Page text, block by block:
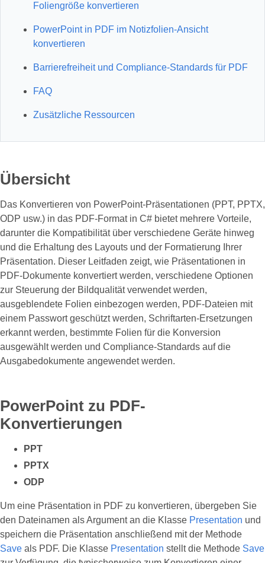
Foliengröße konvertieren
PowerPoint in PDF im Notizfolien‑Ansicht
konvertieren
Barrierefreiheit und Compliance-Standards für PDF
FAQ
Zusätzliche Ressourcen
Übersicht
Das Konvertieren von PowerPoint-Präsentationen (PPT, PPTX,
ODP usw.) in das PDF-Format in C# bietet mehrere Vorteile,
darunter die Kompatibilität über verschiedene Geräte hinweg
und die Erhaltung des Layouts und der Formatierung Ihrer
Präsentation. Dieser Leitfaden zeigt, wie Präsentationen in
PDF-Dokumente konvertiert werden, verschiedene Optionen
zur Steuerung der Bildqualität verwendet werden,
ausgeblendete Folien einbezogen werden, PDF-Dateien mit
einem Passwort geschützt werden, Schriftarten-Ersetzungen
erkannt werden, bestimmte Folien für die Konversion
ausgewählt werden und Compliance-Standards auf die
Ausgabedokumente angewendet werden.
PowerPoint zu PDF-
Konvertierungen
PPT
PPTX
ODP
Um eine Präsentation in PDF zu konvertieren, übergeben Sie
den Dateinamen als Argument an die Klasse Presentation und
speichern die Präsentation anschließend mit der Methode
Save als PDF. Die Klasse Presentation stellt die Methode Save